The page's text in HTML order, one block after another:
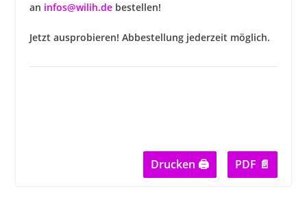
an infos@wilih.debestellen!
Jetzt ausprobieren! Abbestellung jederzeit möglich.
Drucken 🖨 PDF 📄